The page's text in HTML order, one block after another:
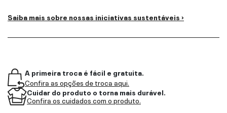
Saiba mais sobre nossas iniciativas sustentáveis ›
A primeira troca é fácil e gratuita.
Confira as opções de troca aqui.
Cuidar do produto o torna mais durável.
Confira os cuidados com o produto.